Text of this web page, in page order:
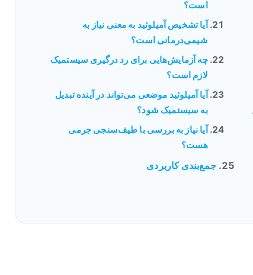
است؟
آیا تشخیص آمیلوئید به معنی نیاز به
شیمی‌درمانی است؟
چه آزمایش‌هایی برای رد درگیری سیستمیک
لازم است؟
آیا آمیلوئید موضعی می‌تواند در آینده تبدیل
به سیستمیک شود؟
آیا نیاز به بررسی با طیف‌سنجی جرمی
هست؟
جمع‌بندی کاربردی